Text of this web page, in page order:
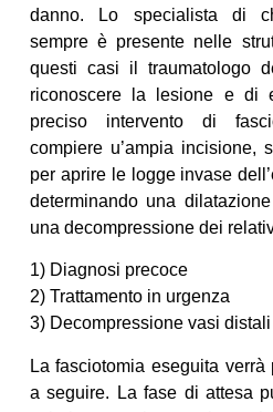
danno. Lo specialista di
sempre è presente nelle
questi casi il traumatologo
riconoscere la lesione e di
preciso intervento di
compiere u’ampia incisione,
per aprire le logge invase
determinando una
una decompressione dei
1) Diagnosi precoce
2) Trattamento in urgenza
3) Decompressione vasi
La fasciotomia eseguita
a seguire. La fase di attesa